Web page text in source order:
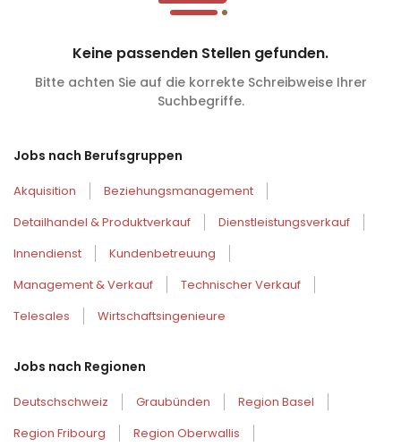
Keine passenden Stellen gefunden.
Bitte achten Sie auf die korrekte Schreibweise Ihrer
Suchbegriffe.
Jobs nach Berufsgruppen
Akquisition
Beziehungsmanagement
Detailhandel & Produktverkauf
Dienstleistungsverkauf
Innendienst
Kundenbetreuung
Management & Verkauf
Technischer Verkauf
Telesales
Wirtschaftsingenieure
Jobs nach Regionen
Deutschschweiz Graubünden
Region Basel
Region Fribourg
Region Oberwallis